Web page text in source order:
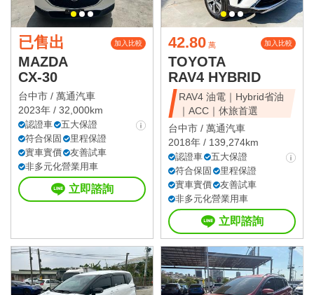
已售出 加入比較
MAZDA
CX-30
台中市 / 萬通汽車
2023年 / 32,000km
認證車
五大保證
符合保固
里程保證
實車實價
友善試車
非多元化營業用車
立即諮詢
42.80 萬 加入比較
TOYOTA
RAV4 HYBRID
RAV4 油電｜Hybrid省油
｜ACC｜休旅首選
台中市 / 萬通汽車
2018年 / 139,274km
認證車
五大保證
符合保固
里程保證
實車實價
友善試車
非多元化營業用車
立即諮詢